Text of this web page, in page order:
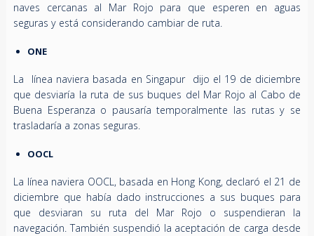
naves cercanas al Mar Rojo para que esperen en aguas
seguras y está considerando cambiar de ruta.
ONE
La línea naviera basada en Singapur dijo el 19 de diciembre
que desviaría la ruta de sus buques del Mar Rojo al Cabo de
Buena Esperanza o pausaría temporalmente las rutas y se
trasladaría a zonas seguras.
OOCL
La línea naviera OOCL, basada en Hong Kong, declaró el 21 de
diciembre que había dado instrucciones a sus buques para
que desviaran su ruta del Mar Rojo o suspendieran la
navegación. También suspendió la aceptación de carga desde